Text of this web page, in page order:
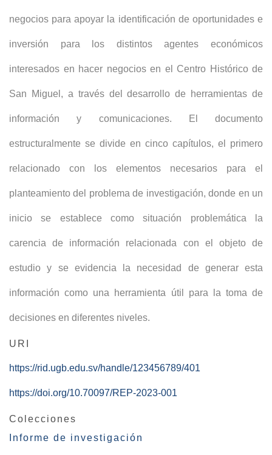
negocios para apoyar la identificación de oportunidades e
inversión para los distintos agentes económicos
interesados en hacer negocios en el Centro Histórico de
San Miguel, a través del desarrollo de herramientas de
información y comunicaciones. El documento
estructuralmente se divide en cinco capítulos, el primero
relacionado con los elementos necesarios para el
planteamiento del problema de investigación, donde en un
inicio se establece como situación problemática la
carencia de información relacionada con el objeto de
estudio y se evidencia la necesidad de generar esta
información como una herramienta útil para la toma de
decisiones en diferentes niveles.
URI
https://rid.ugb.edu.sv/handle/123456789/401
https://doi.org/10.70097/REP-2023-001
Colecciones
Informe de investigación